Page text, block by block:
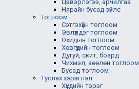
Цэвэрлэгээ, арчилгаа
Нярайн бусад зүйлс
Тоглоом
Сэтгэхүйн тоглоом
Эвлүүлдэг тоглоом
Охидын тоглоом
Хөвгүүдийн тоглоом
Дугуй, скит, боард
Чихмэл, зөөлөн тоглоом
Бусад тоглоом
Туслах хэрэглэл
Хүүхдийн тэрэг